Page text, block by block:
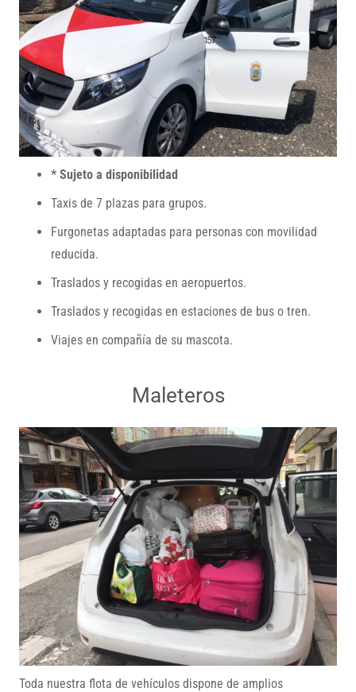
* Sujeto a disponibilidad
Taxis de 7 plazas para grupos.
Furgonetas adaptadas para personas con movilidad
reducida.
Traslados y recogidas en aeropuertos.
Traslados y recogidas en estaciones de bus o tren.
Viajes en compañía de su mascota.
Maleteros
Toda nuestra flota de vehículos dispone de amplios